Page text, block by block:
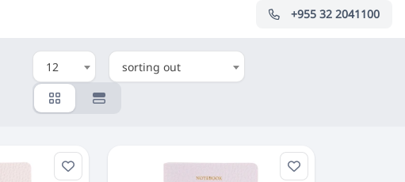
+955 32 2041100
12 sorting out